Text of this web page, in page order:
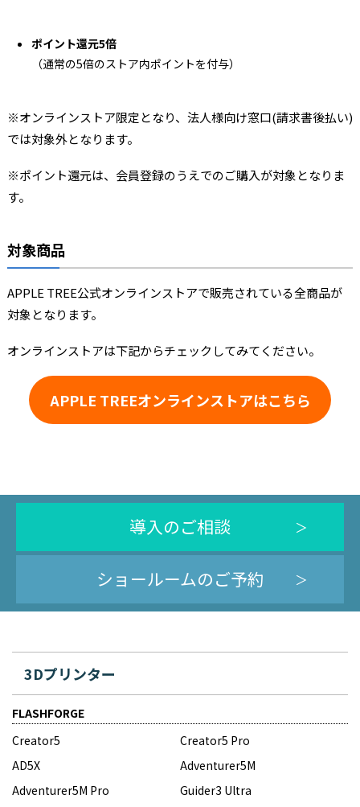
ポイント還元5倍
（通常の5倍のストア内ポイントを付与）
※オンラインストア限定となり、法人様向け窓口(請求書後払い)
では対象外となります。
※ポイント還元は、会員登録のうえでのご購入が対象となりま
す。
対象商品
APPLE TREE公式オンラインストアで販売されている全商品が
対象となります。
オンラインストアは下記からチェックしてみてください。
APPLE TREEオンラインストアはこちら
導入のご相談
ショールームのご予約
3Dプリンター
FLASHFORGE
Creator5
Creator5 Pro
AD5X
Adventurer5M
Adventurer5M Pro
Guider3 Ultra